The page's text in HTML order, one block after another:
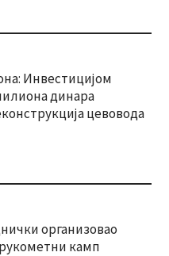
Инвестицијом
динара
цевовода
организовао
камп